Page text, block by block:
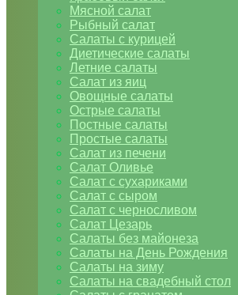
Мясной салат
Рыбный салат
Салаты с курицей
Диетические салаты
Летние салаты
Салат из яиц
Овощные салаты
Острые салаты
Постные салаты
Простые салаты
Салат из печени
Салат Оливье
Салат с сухариками
Салат с сыром
Салат с черносливом
Салат Цезарь
Салаты без майонеза
Салаты на День Рождения
Салаты на зиму
Салаты на свадебный стол